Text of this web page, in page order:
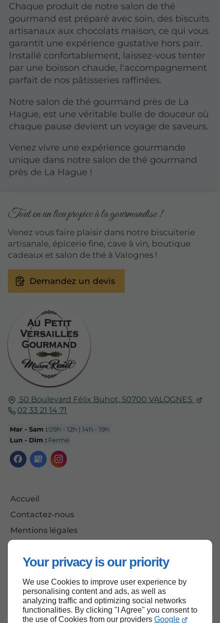
Your privacy is our priority
We use Cookies to improve user experience by
personalising content and ads, as well as
analyzing traffic and optimizing social networks
functionalities. By clicking "I Agree" you consent to
the use of Cookies from our providers Google
Chaque produit de notre salon de thé
gourmand est préparé avec soin, des biscuits
artisanaux aux chocolats maison, ce qui vous
garantit une expérience gustative hors pair.
Installé confortablement, laissez-vous tenter
par une boisson chaude, l'accompagnement
parfait de nos pâtisseries raffinées.
Notre salon de thé gourmand près de La
Hague, est une véritable bulle de douceur où
chaque pause devient un voyage de saveurs.
Venez vivre une expérience gourmande
unique dans notre salon de thé gourmand
près de La Hague !
50 Boulevard Félix Buhot, 50700 VALOGNES
02 33 21 14 71
Mar - Sam :09h - 12h | 14h - 19h
Lun - Dim : Fermé
Accueil
Contactez-nous
Mentions légales
Tout en un lieu propice à la gourmandise !
Venez vous faire plaisir dans notre biscuiterie
artisanale, épicerie fine, cave à vin, boutique
cadeaux et salon de thé à Valognes !
Demandez un devis
Haut de page